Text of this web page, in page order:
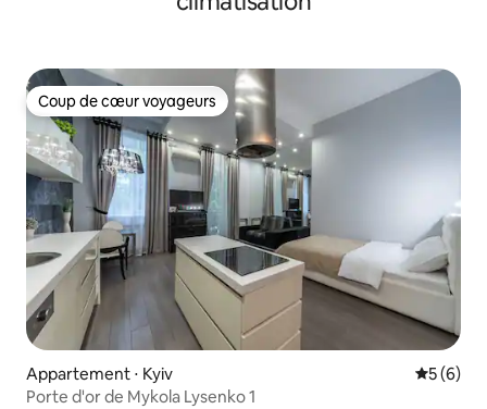
Coup de cœur voyageurs
Coup de cœur voyageurs
Appartement ⋅ Kyiv
5 (6)
Porte d'or de Mykola Lysenko 1